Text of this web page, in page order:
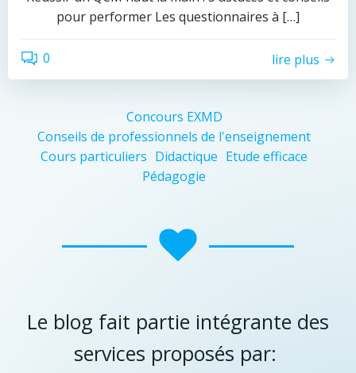
pour performer Les questionnaires à […]
0 lire plus
Concours EXMD
Conseils de professionnels de l'enseignement
Cours particuliers Didactique Etude efficace
Pédagogie
Le blog fait partie intégrante des
services proposés par: